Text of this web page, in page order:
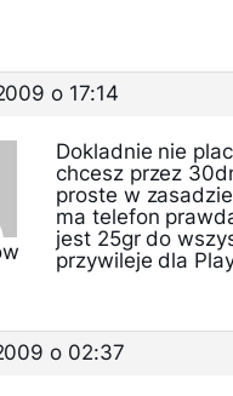
o 17:14
Dokladnie nie
chcesz przez
proste w
ma telefon
jest 25gr do
przywileje dla
o 02:37